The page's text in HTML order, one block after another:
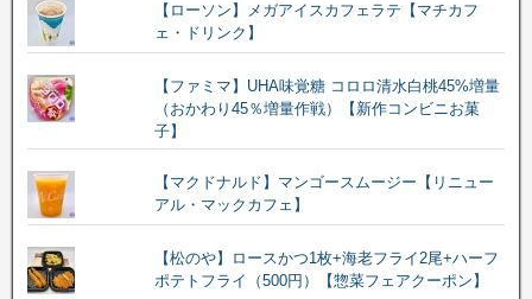
【ローソン】メガアイスカフェラテ【マチカフ
ェ・ドリンク】
【ファミマ】UHA味覚糖 コロロ清水白桃45%増量
（おかわり45％増量作戦）【新作コンビニお菓
子】
【マクドナルド】マンゴースムージー【リニュー
アル・マックカフェ】
【松のや】ロースかつ1枚+海老フライ2尾+ハーフ
ポテトフライ（500円）【惣菜フェアクーポン】